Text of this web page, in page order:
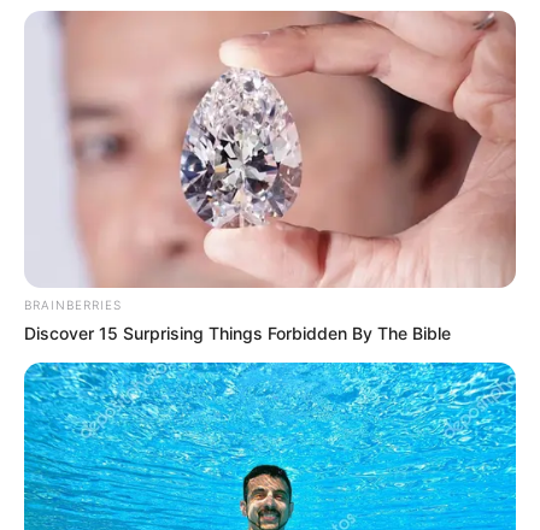
CAÍDA DE ÁRBOLES
Se cayó un árbol en plena
vía a La Calera y armó
tremendo trancón
LOCALIDAD DE FONTIBÓN
Árbol gigante cayó sobre
un taxi en Fontibón y casi
manda al “canario” al otro
FUERTES LLUVIAS
En Medellín la lluvia pegó
duro: hay calles
inundadas, casas
afectadas y árboles caídos
BRAINBERRIES
Discover 15 Surprising Things Forbidden By The Bible